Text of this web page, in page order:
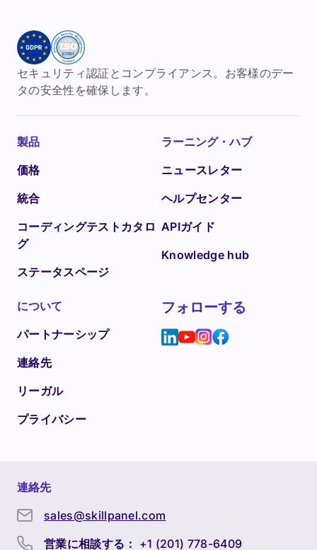
セキュリティ認証とコンプライアンス。お客様のデー
タの安全性を確保します。
製品
価格
統合
コーディングテストカタロ
グ
ステータスページ
ラーニング・ハブ
ニュースレター
ヘルプセンター
APIガイド
Knowledge hub
について
パートナーシップ
連絡先
リーガル
プライバシー
フォローする
連絡先
sales@skillpanel.com
営業に相談する： +1 (201) 778-6409